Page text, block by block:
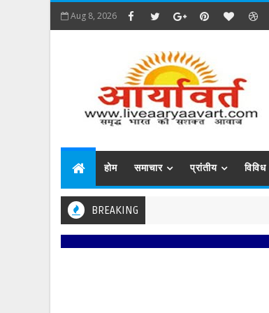
Aug 8, 2026
होम समाचार प्रांतीय विविध
BREAKING